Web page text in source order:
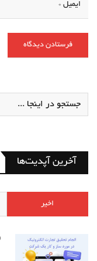
آخرین آپدیت‌ها
اخیر